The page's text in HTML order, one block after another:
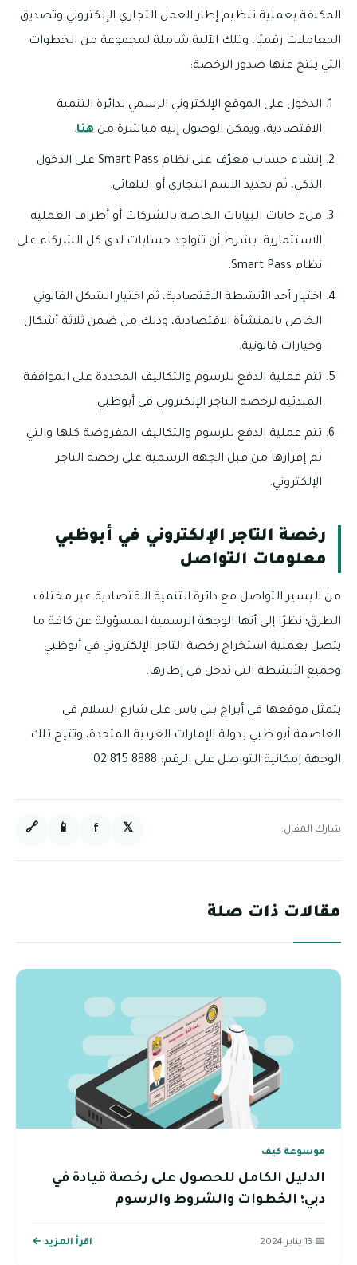
المكلفة بعملية تنظيم إطار العمل التجاري الإلكتروني وتصديق
المعاملات رقميًا، وتلك الآلية شاملة لمجموعة من الخطوات
التي ينتج عنها صدور الرخصة:
الدخول على الموقع الإلكتروني الرسمي لدائرة التنمية
الاقتصادية، ويمكن الوصول إليه مباشرة من هنا.
إنشاء حساب معرّف على نظام Smart Pass على الدخول
الذكي، ثم تحديد الاسم التجاري أو التلقائي.
ملء خانات البيانات الخاصة بالشركات أو أطراف العملية
الاستثمارية، بشرط أن تتواجد حسابات لدى كل الشركاء على
نظام Smart Pass.
اختيار أحد الأنشطة الاقتصادية، ثم اختيار الشكل القانوني
الخاص بالمنشأة الاقتصادية، وذلك من ضمن ثلاثة أشكال
وخيارات قانونية.
تتم عملية الدفع للرسوم والتكاليف المحددة على الموافقة
المبدئية لرخصة التاجر الإلكتروني في أبوظبي.
تتم عملية الدفع للرسوم والتكاليف المفروضة كلها والتي
تم إقرارها من قبل الجهة الرسمية على رخصة التاجر
الإلكتروني.
رخصة التاجر الإلكتروني في أبوظبي
معلومات التواصل
من اليسير التواصل مع دائرة التنمية الاقتصادية عبر مختلف
الطرق؛ نظرًا إلى أنها الوجهة الرسمية المسؤولة عن كافة ما
يتصل بعملية استخراج رخصة التاجر الإلكتروني في أبوظبي
وجميع الأنشطة التي تدخل في إطارها.
يتمثل موقعها في أبراج بني ياس على شارع السلام في
العاصمة أبو ظبي بدولة الإمارات العربية المتحدة، وتتيح تلك
الوجهة إمكانية التواصل على الرقم: 8888 815 02
شارك المقال: 𝕏
f
📱
🔗
مقالات ذات صلة
موسوعة كيف
الدليل الكامل للحصول على رخصة قيادة في
دبي؛ الخطوات والشروط والرسوم
📅 13 يناير 2024 اقرأ المزيد ←